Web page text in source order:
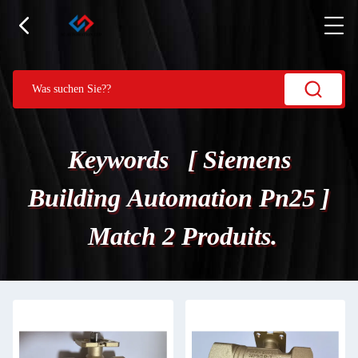
Keywords [ Siemens
Building Automation Pn25 ]
Match 2 Produits.